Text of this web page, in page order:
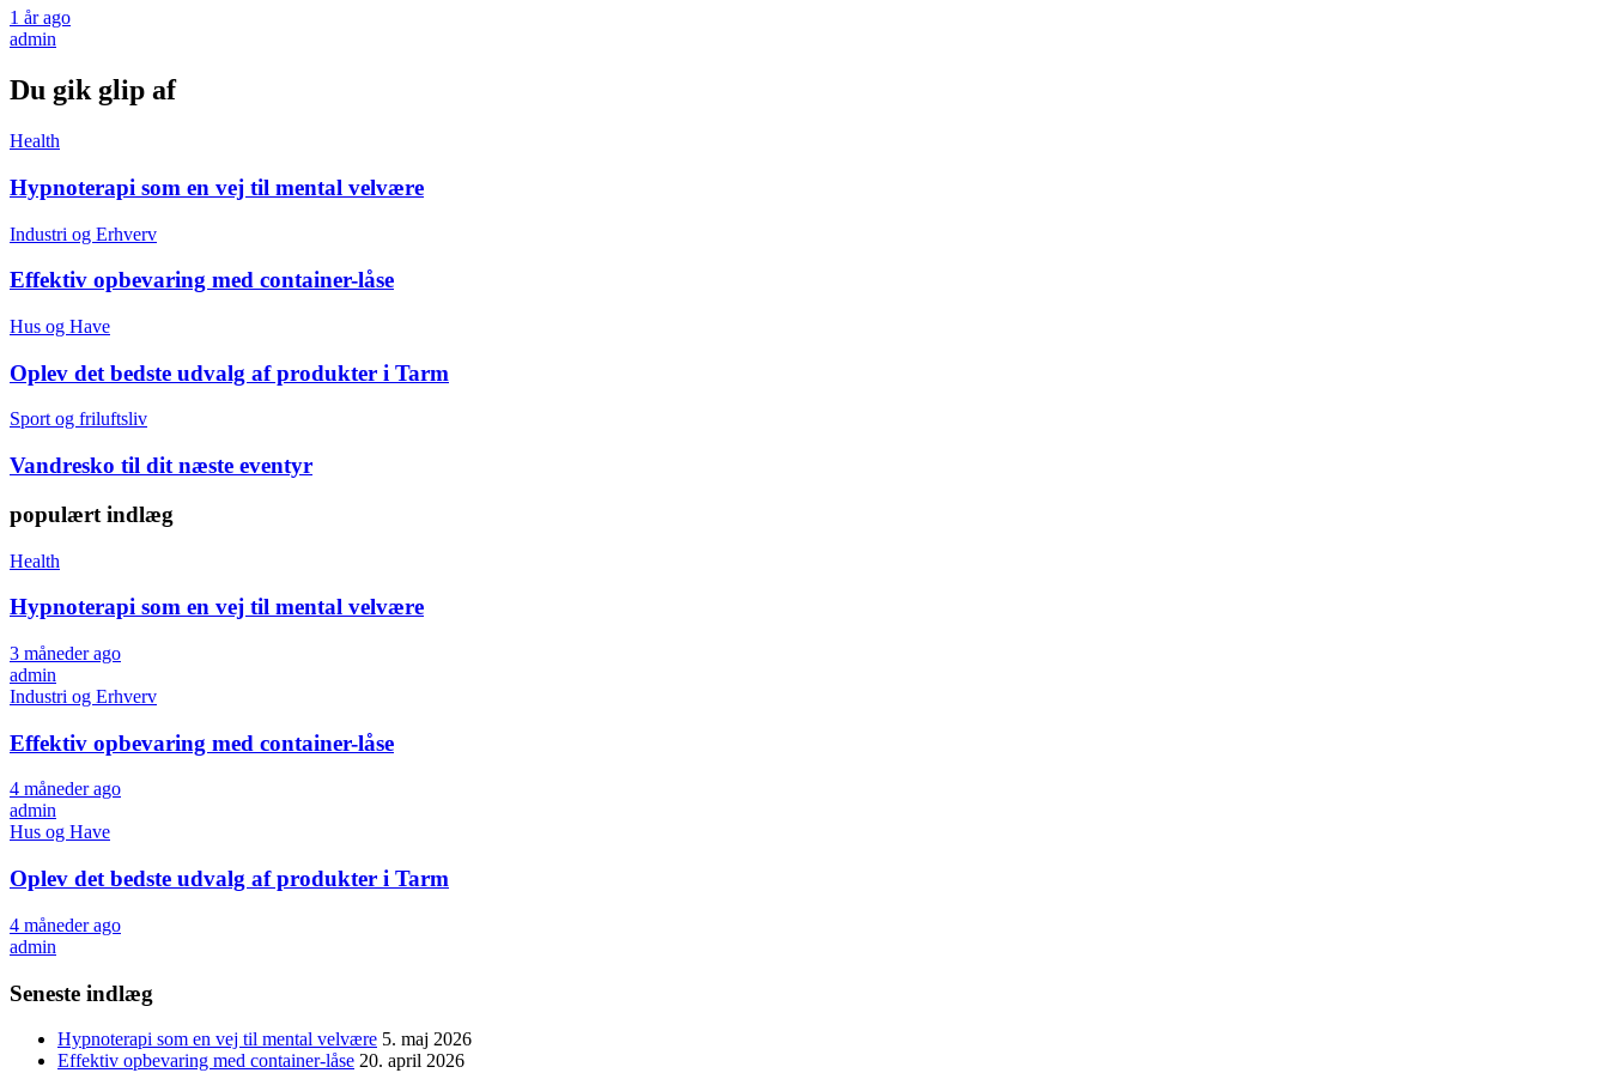
1 år ago
admin
Du gik glip af
Health
Hypnoterapi som en vej til mental velvære
Industri og Erhverv
Effektiv opbevaring med container-låse
Hus og Have
Oplev det bedste udvalg af produkter i Tarm
Sport og friluftsliv
Vandresko til dit næste eventyr
populært indlæg
Health
Hypnoterapi som en vej til mental velvære
3 måneder ago
admin
Industri og Erhverv
Effektiv opbevaring med container-låse
4 måneder ago
admin
Hus og Have
Oplev det bedste udvalg af produkter i Tarm
4 måneder ago
admin
Seneste indlæg
Hypnoterapi som en vej til mental velvære 5. maj 2026
Effektiv opbevaring med container-låse 20. april 2026